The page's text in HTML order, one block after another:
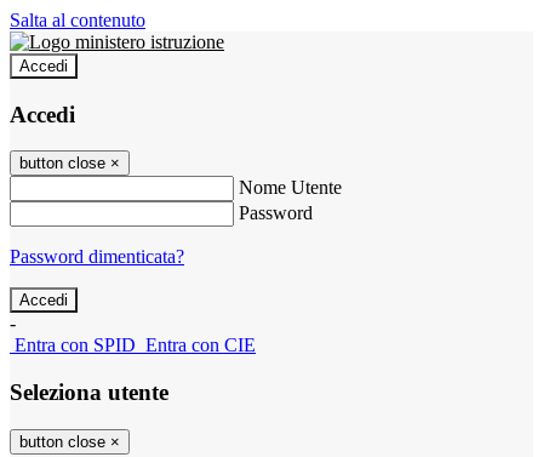
Salta al contenuto
Accedi
Accedi
button close ×
Nome Utente
Password
Password dimenticata?
-
Entra con SPID Entra con CIE
Seleziona utente
button close ×